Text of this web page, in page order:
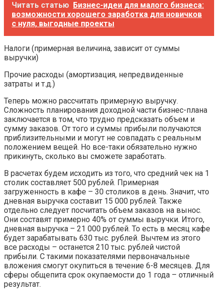
Читать статью Бизнес-идеи для малого бизнеса:
возможности хорошего заработка для новичков
с нуля, выгодные проекты
Налоги (примерная величина, зависит от суммы
выручки)
Прочие расходы (амортизация, непредвиденные
затраты и т.д.)
Теперь можно рассчитать примерную выручку.
Сложность планирования доходной части бизнес-плана
заключается в том, что трудно предсказать объем и
сумму заказов. От того и суммы прибыли получаются
приблизительными и могут не совпадать с реальным
положением вещей. Но все-таки обязательно нужно
прикинуть, сколько вы сможете заработать.
В расчетах будем исходить из того, что средний чек на 1
столик составляет 500 рублей. Примерная
загруженность в кафе – 30 столиков в день. Значит, что
дневная выручка составит 15 000 рублей. Также
отдельно следует посчитать объем заказов на вынос.
Они составят примерно 40% от суммы выручки. Итого,
дневная выручка – 21 000 рублей. То есть в месяц кафе
будет зарабатывать 630 тыс. рублей. Вычтем из этого
все расходы – останется 210 тыс. рублей чистой
прибыли. С такими показателями первоначальные
вложения смогут окупиться в течение 6-8 месяцев. Для
сферы общепита срок окупаемости до 1 года – отличный
результат.